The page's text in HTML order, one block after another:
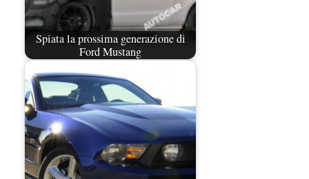
Spiata la prossima generazione di
Ford Mustang